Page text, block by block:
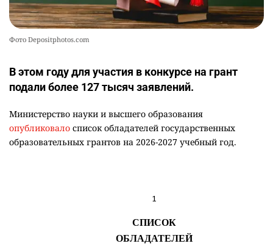
Фото Depositphotos.com
В этом году для участия в конкурсе на грант
подали более 127 тысяч заявлений.
Министерство науки и высшего образования
опубликовало список обладателей государственных
образовательных грантов на 2026-2027 учебный год.